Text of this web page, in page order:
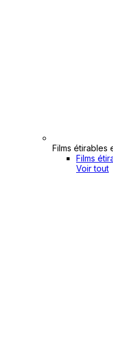
Films étirables
Films
Voir tout